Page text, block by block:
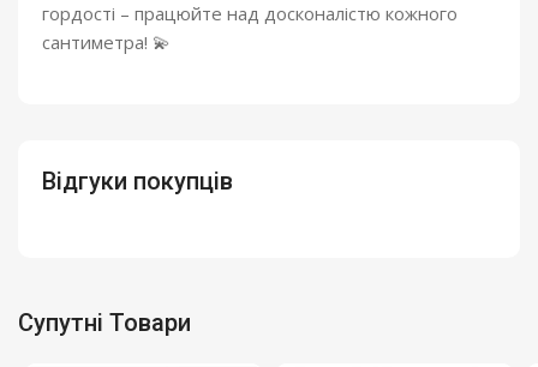
гордості – працюйте над досконалістю кожного
сантиметра! 💫
Відгуки покупців
Супутні Товари